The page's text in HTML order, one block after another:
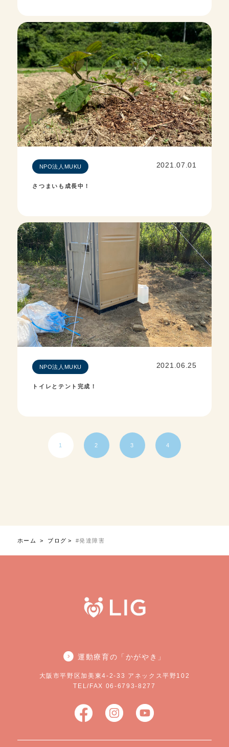
NPO法人MUKU 2021.07.01
さつまいも成長中！
NPO法人MUKU 2021.06.25
トイレとテント完成！
1 2 3 4
ホーム ブログ #発達障害
運動療育の「かがやき」
大阪市平野区加美東4-2-33 アネックス平野102
TEL/FAX 06-6793-8277